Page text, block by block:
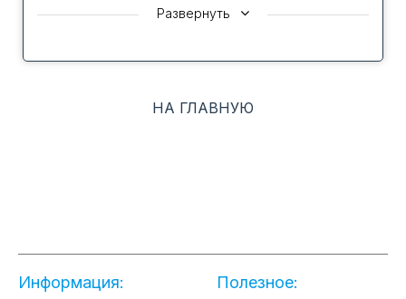
• Передовая конструкция для быстрого
• Возможность горизонтального и
• Трехступенчатая электронная система
Развернуть
НА ГЛАВНУЮ
Информация: Полезное: